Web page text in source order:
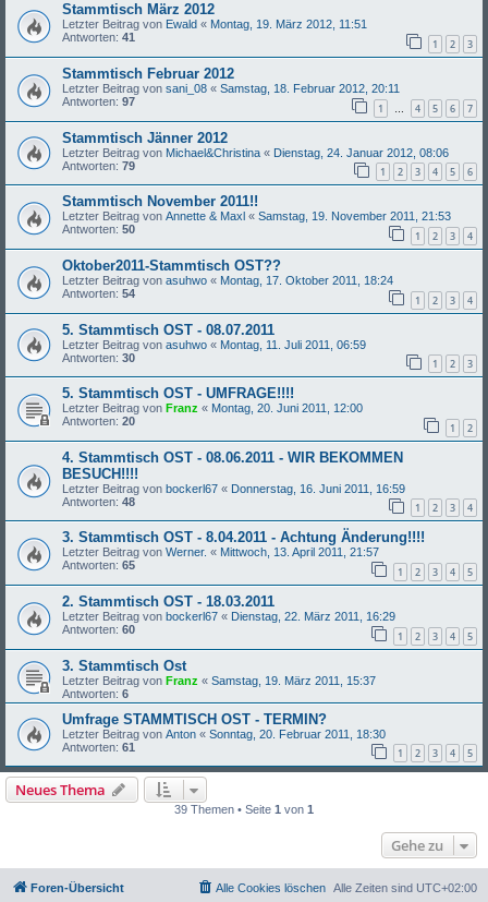
Stammtisch März 2012
Letzter Beitrag von Ewald « Montag, 19. März 2012, 11:51
Antworten: 41 1 2 3
Stammtisch Februar 2012
Letzter Beitrag von sani_08 « Samstag, 18. Februar 2012, 20:11
Antworten: 97 1 … 4 5 6 7
Stammtisch Jänner 2012
Letzter Beitrag von Michael&Christina « Dienstag, 24. Januar 2012, 08:06
Antworten: 79 1 2 3 4 5 6
Stammtisch November 2011!!
Letzter Beitrag von Annette & Maxl « Samstag, 19. November 2011, 21:53
Antworten: 50 1 2 3 4
Oktober2011-Stammtisch OST??
Letzter Beitrag von asuhwo « Montag, 17. Oktober 2011, 18:24
Antworten: 54 1 2 3 4
5. Stammtisch OST - 08.07.2011
Letzter Beitrag von asuhwo « Montag, 11. Juli 2011, 06:59
Antworten: 30 1 2 3
5. Stammtisch OST - UMFRAGE!!!!
Letzter Beitrag von Franz « Montag, 20. Juni 2011, 12:00
Antworten: 20 1 2
4. Stammtisch OST - 08.06.2011 - WIR BEKOMMEN
BESUCH!!!!
Letzter Beitrag von bockerl67 « Donnerstag, 16. Juni 2011, 16:59
Antworten: 48 1 2 3 4
3. Stammtisch OST - 8.04.2011 - Achtung Änderung!!!!
Letzter Beitrag von Werner. « Mittwoch, 13. April 2011, 21:57
Antworten: 65 1 2 3 4 5
2. Stammtisch OST - 18.03.2011
Letzter Beitrag von bockerl67 « Dienstag, 22. März 2011, 16:29
Antworten: 60 1 2 3 4 5
3. Stammtisch Ost
Letzter Beitrag von Franz « Samstag, 19. März 2011, 15:37
Antworten: 6
Umfrage STAMMTISCH OST - TERMIN?
Letzter Beitrag von Anton « Sonntag, 20. Februar 2011, 18:30
Antworten: 61 1 2 3 4 5
Neues Thema
39 Themen • Seite 1 von 1
Gehe zu
Foren-Übersicht Alle Zeiten sind UTC+02:00
Alle Cookies löschen